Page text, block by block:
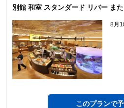
別館 和室 スタンダード リバー ま
8月
このプランで